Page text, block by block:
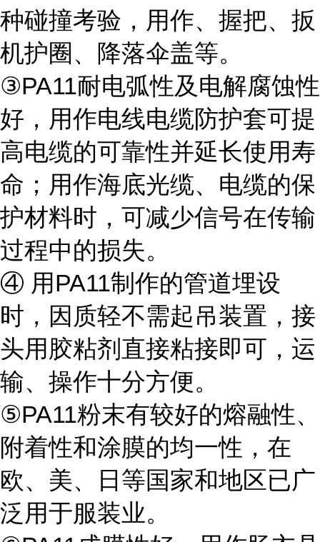
种碰撞考验，用作、握把、扳
机护圈、降落伞盖等。
③PA11耐电弧性及电解腐蚀性
好，用作电线电缆防护套可提
高电缆的可靠性并延长使用寿
命；用作海底光缆、电缆的保
护材料时，可减少信号在传输
过程中的损失。
④ 用PA11制作的管道埋设
时，因质轻不需起吊装置，接
头用胶粘剂直接粘接即可，运
输、操作十分方便。
⑤PA11粉末有较好的熔融性、
附着性和涂膜的均一性，在
欧、美、日等国家和地区已广
泛用于服装业。